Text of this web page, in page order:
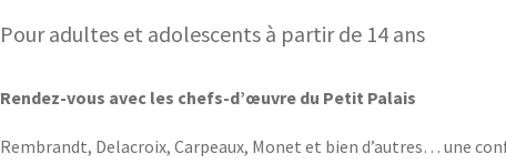
Pour adultes et adolescents à partir de 14 ans
Rendez-vous avec les chefs-d’œuvre du Petit Palais
Rembrandt, Delacroix, Carpeaux, Monet et bien d’autres… une